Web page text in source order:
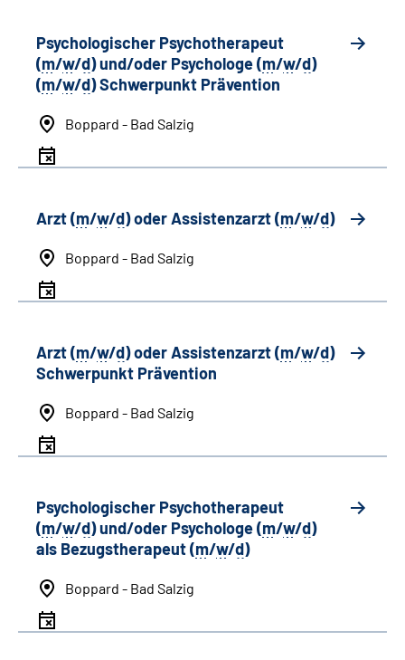
Psychologischer Psychotherapeut
(m/w/d) und/oder Psychologe (m/w/d)
(m/w/d) Schwerpunkt Prävention
Boppard - Bad Salzig
Arzt (m/w/d) oder Assistenzarzt (m/w/d)
Boppard - Bad Salzig
Arzt (m/w/d) oder Assistenzarzt (m/w/d)
Schwerpunkt Prävention
Boppard - Bad Salzig
Psychologischer Psychotherapeut
(m/w/d) und/oder Psychologe (m/w/d)
als Bezugstherapeut (m/w/d)
Boppard - Bad Salzig